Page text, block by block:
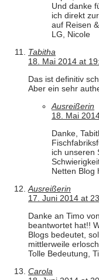
Und danke
ich direkt
auf Reisen
LG, Nicole
Tabitha
18. Mai 2014 at
Das ist definitiv
Aber ein sehr
Ausreißerin
18. Mai
Danke,
ich unseren
Netten Blog
Ausreißerin
17. Juni 2014 at
Danke an Timo
beantwortet hat!!
Blogs bedeutet,
mittlerweile
Tolle Bedeutung,
Carola